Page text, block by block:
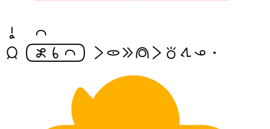
a, ike
jan[esunsinaike] li lukin e meli li toki tawa ona.